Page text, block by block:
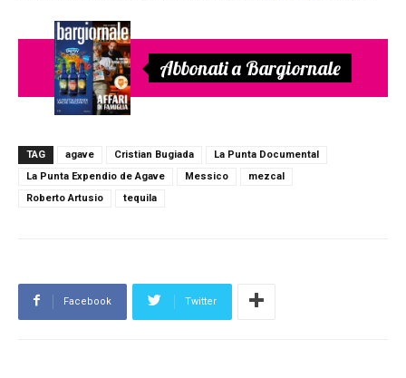
Abbonati a Bargiornale
TAG agave Cristian Bugiada
La Punta Documental
La Punta Expendio de Agave
Messico
mezcal
Roberto Artusio
tequila
Facebook Twitter